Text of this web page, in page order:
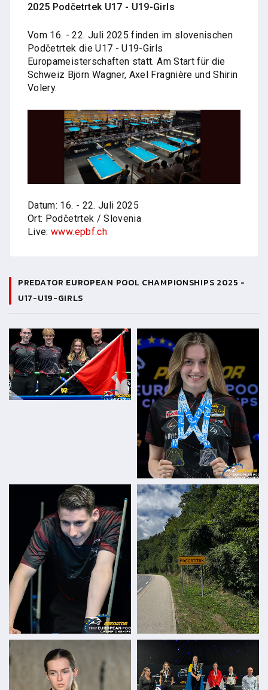
2025 Podčetrtek U17 - U19-Girls
Vom 16. - 22. Juli 2025 finden im slovenischen
Podčetrtek die U17 - U19-Girls
Europameisterschaften statt. Am Start für die
Schweiz Björn Wagner, Axel Fragnière und Shirin
Volery.
Datum: 16. - 22. Juli 2025
Ort: Podčetrtek / Slovenia
Live:www.epbf.ch
PREDATOR EUROPEAN POOL CHAMPIONSHIPS 2025 -
U17-U19-GIRLS